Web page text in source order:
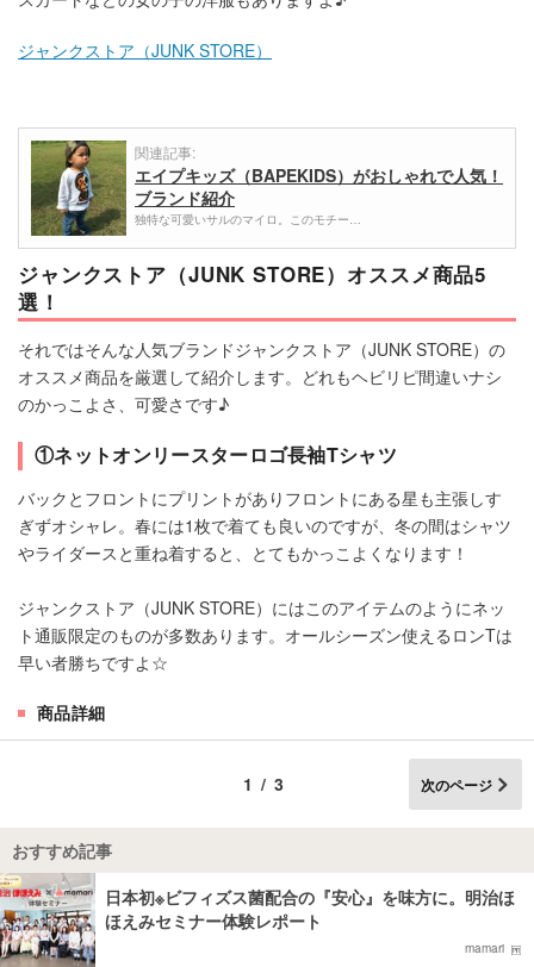
ジャンクストア（JUNK STORE）
関連記事:
エイプキッズ（BAPEKIDS）がおしゃれで人気！
ブランド紹介
独特な可愛いサルのマイロ。このモチー…
ジャンクストア（JUNK STORE）オススメ商品5
選！
それではそんな人気ブランドジャンクストア（JUNK STORE）の
オススメ商品を厳選して紹介します。どれもヘビリピ間違いナシ
のかっこよさ、可愛さです♪
①ネットオンリースターロゴ長袖Tシャツ
バックとフロントにプリントがありフロントにある星も主張しす
ぎずオシャレ。春には1枚で着ても良いのですが、冬の間はシャツ
やライダースと重ね着すると、とてもかっこよくなります！
ジャンクストア（JUNK STORE）にはこのアイテムのようにネッ
ト通販限定のものが多数あります。オールシーズン使えるロンTは
早い者勝ちですよ☆
商品詳細
1/3 次のページ
おすすめ記事
日本初※ビフィズス菌配合の『安心』を味方に。明治ほ
ほえみセミナー体験レポート
mamari